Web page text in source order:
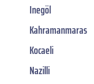
Inegöl
Kahramanmaras
Kocaeli
Nazilli